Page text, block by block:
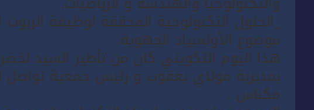
موضوع الأولمبياد الجهوية.
هذا اليوم التكويني كان من تأطير السيد لخضر
بمديرية مولاي يعقوب و رئيس جمعية تواصل
مكناس .